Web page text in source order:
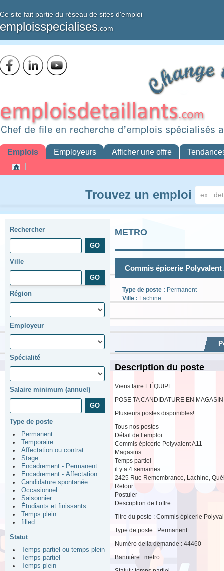
Ce site fait partie du réseau de sites d'emploi
emploisspecialises .com
Emplois Employeurs Afficher une offre
Trouvez un emploi
Rechercher
Ville
Région
Employeur
Spécialité
Salaire minimum (annuel)
Type de poste
Permanent
Temporaire
Affectation ou contrat
Stage
Encadrement - Permanent
Encadrement - Affectation
Candidature spontanée
Occasionnel
Saisonnier
Étudiants et finissants
Temps plein
filled
Statut
Temps partiel ou temps plein
Temps partiel
Temps plein
METRO
Commis épicerie
Type de poste : Permanent
Ville : Lachine
Description du poste
Viens faire L’ÉQUIPE
POSE TA CANDIDATURE EN
Plusieurs postes disponibles!
Tous nos postes
Détail de l’emploi
Commis épicerie Polyvalent A11
Magasins
Temps partiel
il y a 4 semaines
2425 Rue Remembrance, Lachine,
Retour
Postuler
Description de l’offre
Titre du poste : Commis épicerie
Type de poste : Permanent
Numéro de la demande : 44460
Bannière : metro